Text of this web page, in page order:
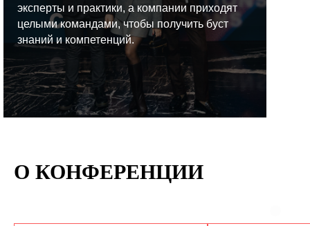
эксперты и практики, а компании приходят
целыми командами, чтобы получить буст
знаний и компетенций.
О КОНФЕРЕНЦИИ
КУПИТЬ ЗАПИСИ